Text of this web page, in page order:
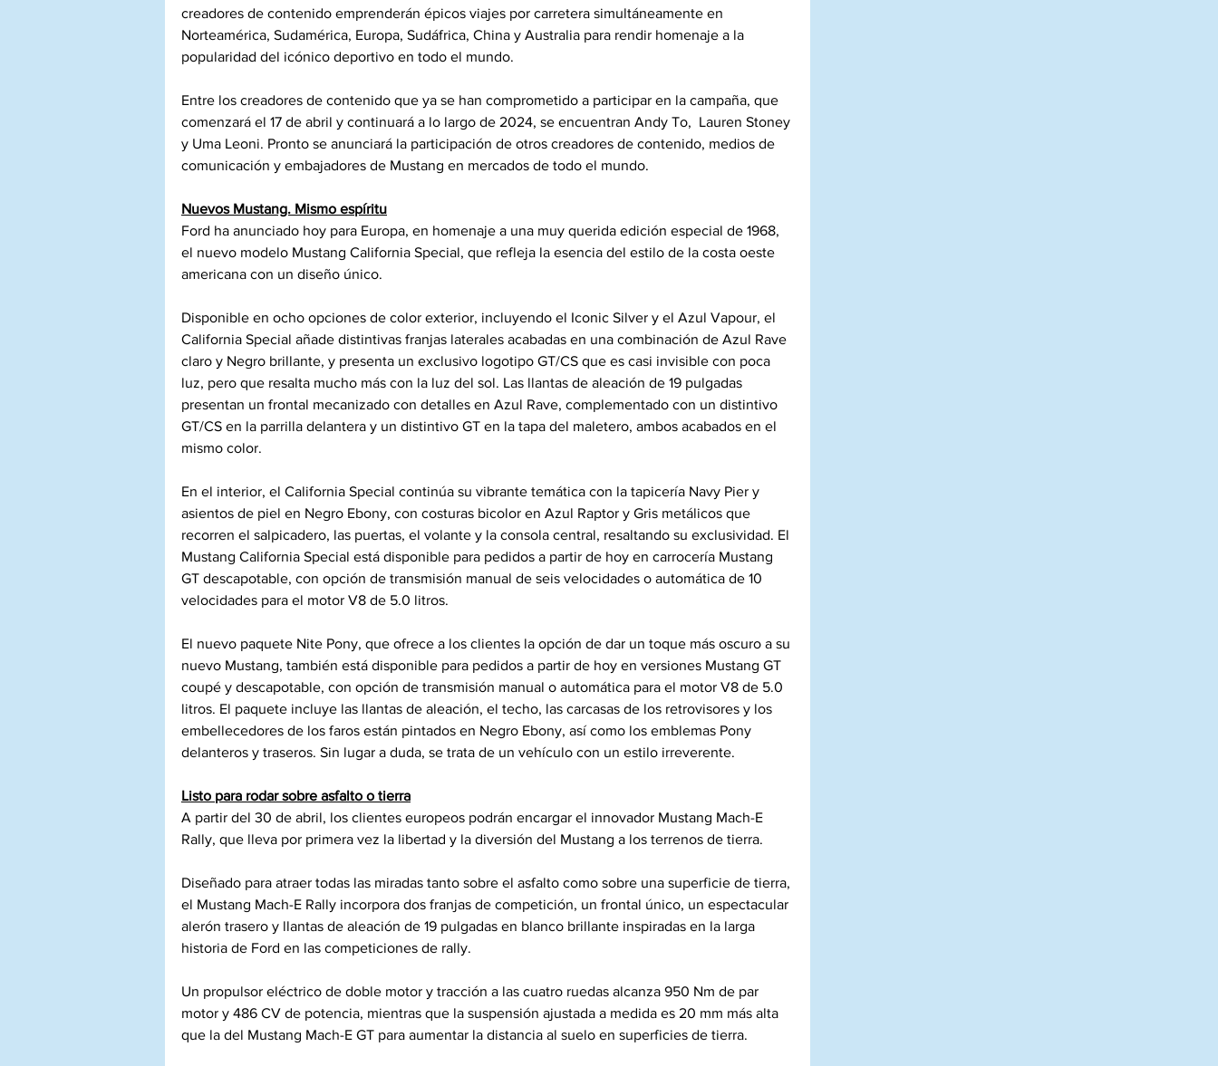
creadores de contenido emprenderán épicos viajes por carretera simultáneamente en
Norteamérica, Sudamérica, Europa, Sudáfrica, China y Australia para rendir homenaje a la
popularidad del icónico deportivo en todo el mundo.
Entre los creadores de contenido que ya se han comprometido a participar en la campaña, que
comenzará el 17 de abril y continuará a lo largo de 2024, se encuentran Andy To,  Lauren Stoney
y Uma Leoni. Pronto se anunciará la participación de otros creadores de contenido, medios de
comunicación y embajadores de Mustang en mercados de todo el mundo.
Nuevos Mustang. Mismo espíritu
Ford ha anunciado hoy para Europa, en homenaje a una muy querida edición especial de 1968,
el nuevo modelo Mustang California Special, que refleja la esencia del estilo de la costa oeste
americana con un diseño único.
Disponible en ocho opciones de color exterior, incluyendo el Iconic Silver y el Azul Vapour, el
California Special añade distintivas franjas laterales acabadas en una combinación de Azul Rave
claro y Negro brillante, y presenta un exclusivo logotipo GT/CS que es casi invisible con poca
luz, pero que resalta mucho más con la luz del sol. Las llantas de aleación de 19 pulgadas
presentan un frontal mecanizado con detalles en Azul Rave, complementado con un distintivo
GT/CS en la parrilla delantera y un distintivo GT en la tapa del maletero, ambos acabados en el
mismo color.
En el interior, el California Special continúa su vibrante temática con la tapicería Navy Pier y
asientos de piel en Negro Ebony, con costuras bicolor en Azul Raptor y Gris metálicos que
recorren el salpicadero, las puertas, el volante y la consola central, resaltando su exclusividad. El
Mustang California Special está disponible para pedidos a partir de hoy en carrocería Mustang
GT descapotable, con opción de transmisión manual de seis velocidades o automática de 10
velocidades para el motor V8 de 5.0 litros.
El nuevo paquete Nite Pony, que ofrece a los clientes la opción de dar un toque más oscuro a su
nuevo Mustang, también está disponible para pedidos a partir de hoy en versiones Mustang GT
coupé y descapotable, con opción de transmisión manual o automática para el motor V8 de 5.0
litros. El paquete incluye las llantas de aleación, el techo, las carcasas de los retrovisores y los
embellecedores de los faros están pintados en Negro Ebony, así como los emblemas Pony
delanteros y traseros. Sin lugar a duda, se trata de un vehículo con un estilo irreverente.
Listo para rodar sobre asfalto o tierra
A partir del 30 de abril, los clientes europeos podrán encargar el innovador Mustang Mach-E
Rally, que lleva por primera vez la libertad y la diversión del Mustang a los terrenos de tierra.
Diseñado para atraer todas las miradas tanto sobre el asfalto como sobre una superficie de tierra,
el Mustang Mach-E Rally incorpora dos franjas de competición, un frontal único, un espectacular
alerón trasero y llantas de aleación de 19 pulgadas en blanco brillante inspiradas en la larga
historia de Ford en las competiciones de rally.
Un propulsor eléctrico de doble motor y tracción a las cuatro ruedas alcanza 950 Nm de par
motor y 486 CV de potencia, mientras que la suspensión ajustada a medida es 20 mm más alta
que la del Mustang Mach-E GT para aumentar la distancia al suelo en superficies de tierra.